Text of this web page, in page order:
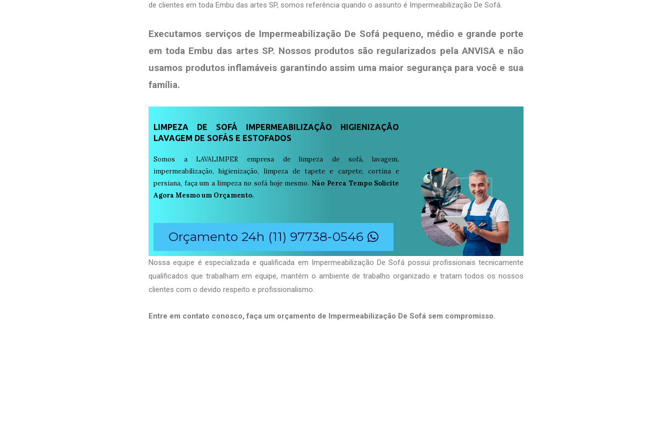
de clientes em toda Embu das artes SP, somos referência quando o assunto é Impermeabilização De Sofá.
Executamos serviços de Impermeabilização De Sofá pequeno, médio e grande porte
em toda Embu das artes SP. Nossos produtos são regularizados pela ANVISA e não
usamos produtos inflamáveis garantindo assim uma maior segurança para você e sua
família.
LIMPEZA DE SOFÁ IMPERMEABILIZAÇÃO HIGIENIZAÇÃO
LAVAGEM DE SOFÁS E ESTOFADOS
Somos a LAVALIMPER empresa de limpeza de sofá, lavagem,
impermeabilização, higienização, limpeza de tapete e carpete, cortina e
persiana, faça um a limpeza no sofá hoje mesmo. Não Perca Tempo Solicite
Agora Mesmo um Orçamento.
Orçamento 24h (11) 97738-0546
Nossa equipe é especializada e qualificada em Impermeabilização De Sofá possui profissionais tecnicamente
qualificados que trabalham em equipe, mantém o ambiente de trabalho organizado e tratam todos os nossos
clientes com o devido respeito e profissionalismo.
Entre em contato conosco, faça um orçamento de Impermeabilização De Sofá sem compromisso.